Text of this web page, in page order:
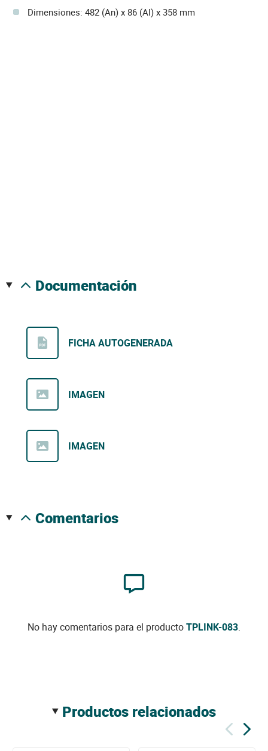
Dimensiones: 482 (An) x 86 (Al) x 358 mm
documentación
FICHA AUTOGENERADA
IMAGEN
IMAGEN
comentarios
No hay comentarios para el productoTPLINK-083.
productos relacionados